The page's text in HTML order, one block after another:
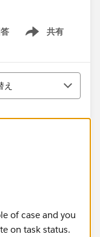
共有
Show menu
え
of case and you
on task status.